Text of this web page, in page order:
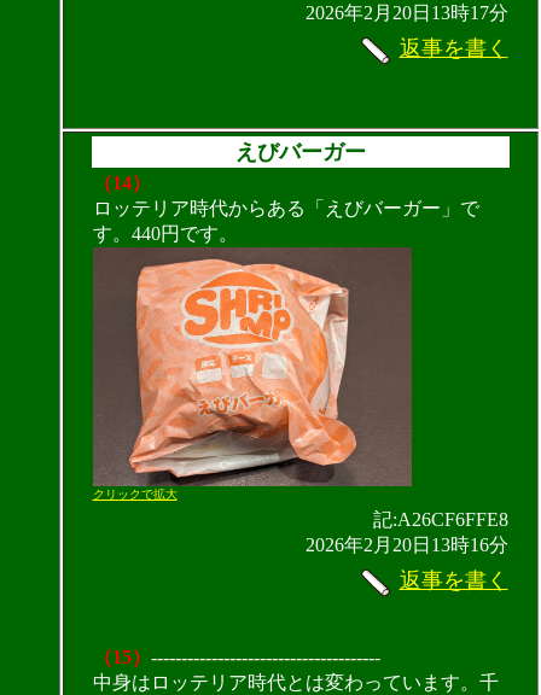
2026年2月20日13時17分
返事を書く
えびバーガー
（14）
ロッテリア時代からある「えびバーガー」で
す。440円です。
クリックで拡大
記:A26CF6FFE8
2026年2月20日13時16分
返事を書く
（15） --------------------------------------
中身はロッテリア時代とは変わっています。千